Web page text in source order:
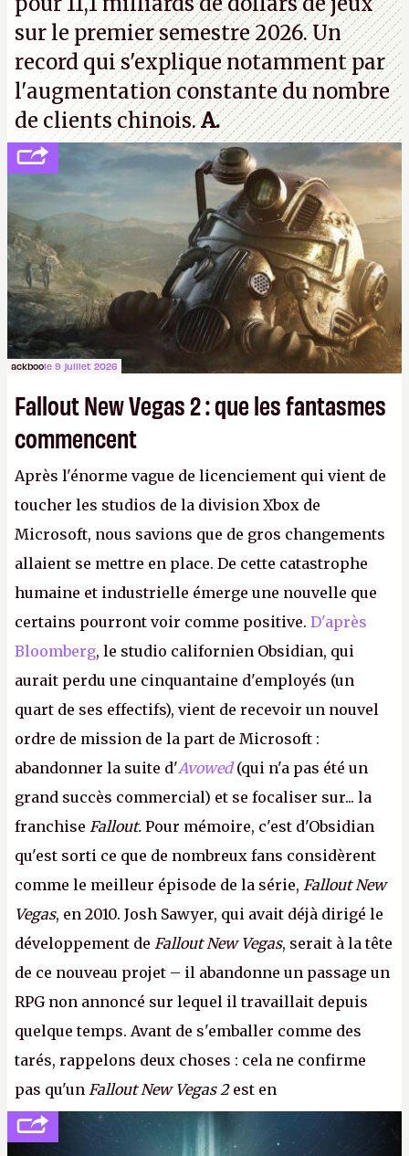
sur le premier semestre 2026. Un
record qui s'explique notamment par
l'augmentation constante du nombre
de clients chinois.A.
ackboole 9 juillet 2026
Fallout New Vegas 2 : que les fantasmes
commencent
Après l'énorme vague de licenciement qui vient de
toucher les studios de la division Xbox de
Microsoft, nous savions que de gros changements
allaient se mettre en place. De cette catastrophe
humaine et industrielle émerge une nouvelle que
certains pourront voir comme positive. D'après
Bloomberg, le studio californien Obsidian, qui
aurait perdu une cinquantaine d'employés (un
quart de ses effectifs), vient de recevoir un nouvel
ordre de mission de la part de Microsoft :
abandonner la suite d'Avowed(qui n'a pas été un
grand succès commercial) et se focaliser sur... la
franchise Fallout. Pour mémoire, c'est d'Obsidian
qu'est sorti ce que de nombreux fans considèrent
comme le meilleur épisode de la série, Fallout New
Vegas, en 2010. Josh Sawyer, qui avait déjà dirigé le
développement de Fallout New Vegas, serait à la tête
de ce nouveau projet – il abandonne un passage un
RPG non annoncé sur lequel il travaillait depuis
quelque temps. Avant de s'emballer comme des
tarés, rappelons deux choses : cela ne confirme
pas qu'un Fallout New Vegas 2est en
développement (pour ce que l'on sait, ils bossent
peut-être sur
Fallout Football ou
Fallout vs. Les